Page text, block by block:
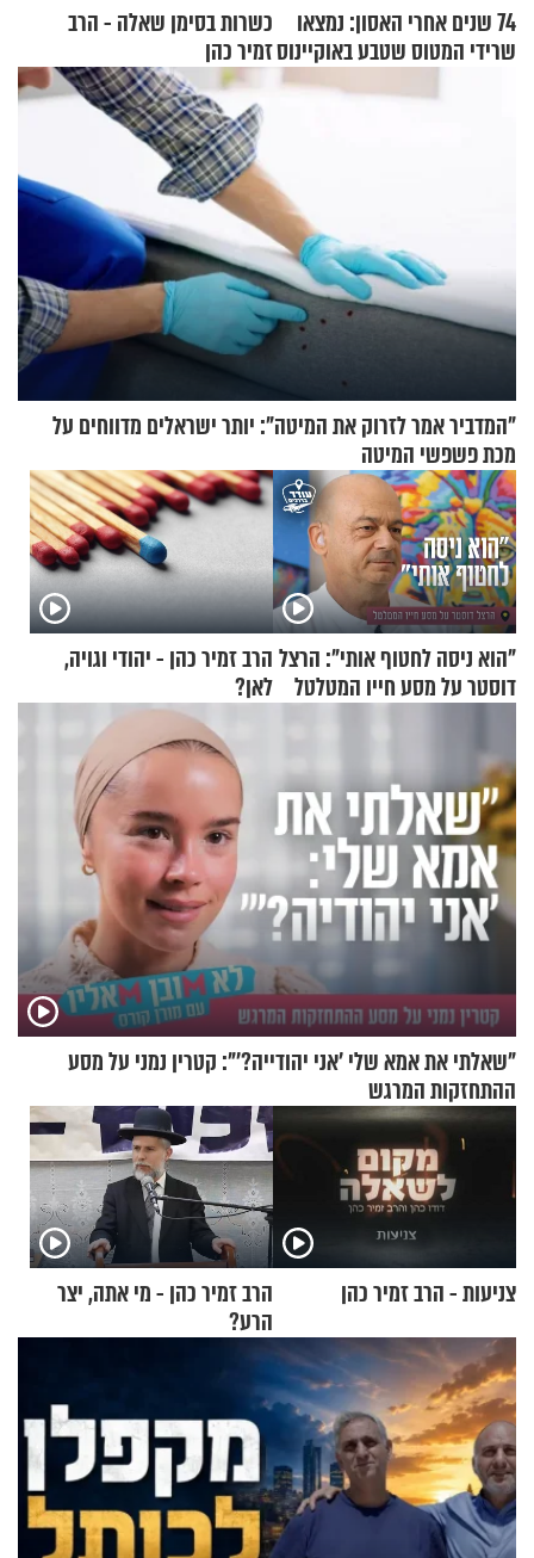
74 שנים אחרי האסון: נמצאו
שרידי המטוס שטבע באוקיינוס
כשרות בסימן שאלה - הרב
זמיר כהן
"המדביר אמר לזרוק את המיטה": יותר ישראלים מדווחים על
מכת פשפשי המיטה
"הוא ניסה לחטוף אותי": הרצל
דוסטר על מסע חייו המטלטל
הרב זמיר כהן - יהודי וגויה,
לאן?
"שאלתי את אמא שלי 'אני יהודייה?'": קטרין נמני על מסע
ההתחזקות המרגש
צניעות - הרב זמיר כהן
הרב זמיר כהן - מי אתה, יצר
הרע?